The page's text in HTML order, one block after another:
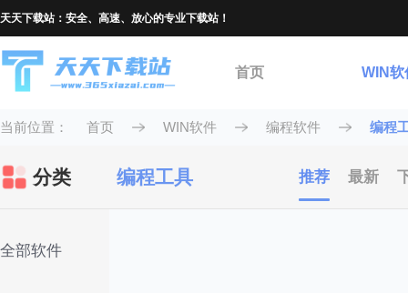
天天下载站：安全、高速、放心的专业下载站！
首页 WIN软
当前位置： 首页 WIN软件 编程软件 编程
分类 编程工具 推荐 最新
全部软件